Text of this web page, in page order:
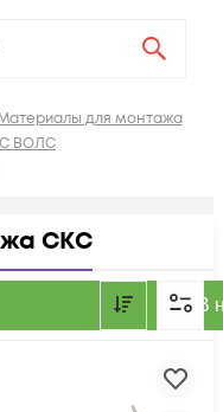
для монтажа
ВОЛС
СКС
В